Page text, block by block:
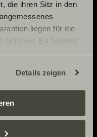
die ihren Sitz in den
liegen für die
nicht vor. Es besteht
da diesen
können Daten für
anderen Daten
finden Sie hier:
Details zeigen